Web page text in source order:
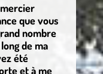
que vous
nombre
de ma
été
et à me